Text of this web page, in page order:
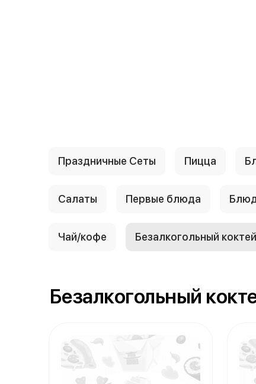
Праздничные Сеты Пицца
Салаты Первые блюда
Чай/кофе Безалкогольный
Безалкогольный